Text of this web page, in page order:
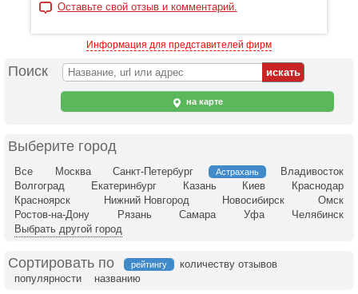
Оставьте свой отзыв и комментарий.
Информация для представителей фирм
Поиск
на карте
Выберите город
Все Москва Санкт-Петербург Астрахань
Владивосток
Волгоград
Екатеринбург Казань Киев
Краснодар
Красноярск
Нижний Новгород Новосибирск
Омск
Ростов-на-Дону
Рязань Самара Уфа
Челябинск
Выбрать другой город
Сортировать по рейтингу
количеству отзывов
популярности
названию